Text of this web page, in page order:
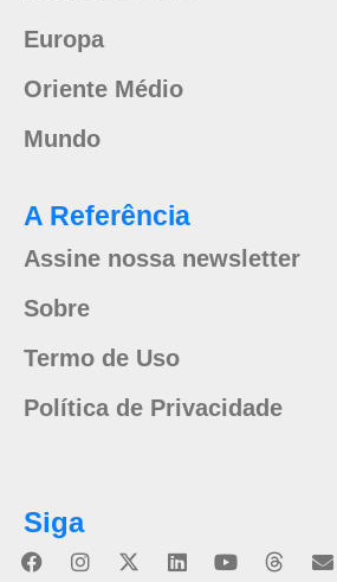
Europa
Oriente Médio
Mundo
A Referência
Assine nossa newsletter
Sobre
Termo de Uso
Política de Privacidade
Siga